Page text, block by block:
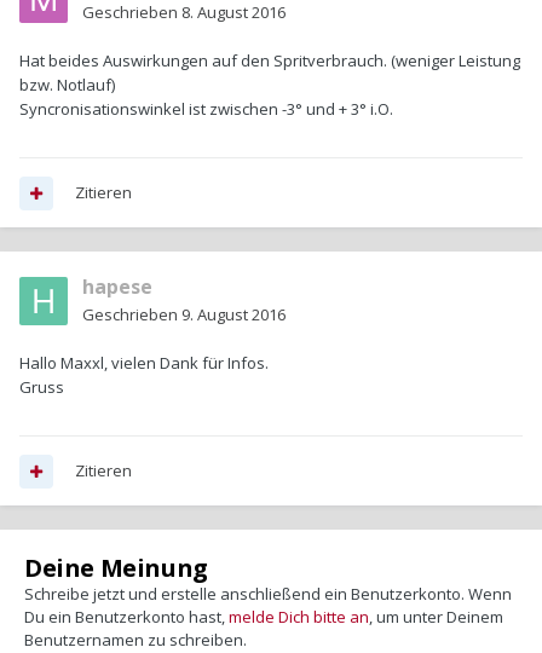
Geschrieben 8. August 2016
Hat beides Auswirkungen auf den Spritverbrauch. (weniger Leistung
bzw. Notlauf)
Syncronisationswinkel ist zwischen -3° und + 3° i.O.
Zitieren
hapese
Geschrieben 9. August 2016
Hallo Maxxl, vielen Dank für Infos.
Gruss
Zitieren
Deine Meinung
Schreibe jetzt und erstelle anschließend ein Benutzerkonto. Wenn
Du ein Benutzerkonto hast,melde Dich bitte an, um unter Deinem
Benutzernamen zu schreiben.